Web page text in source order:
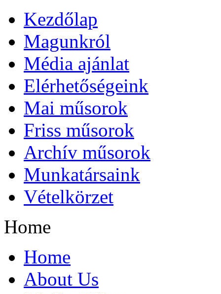
Kezdőlap
Magunkról
Média ajánlat
Elérhetőségeink
Mai műsorok
Friss műsorok
Archív műsorok
Munkatársaink
Vételkörzet
Home
Home
About Us